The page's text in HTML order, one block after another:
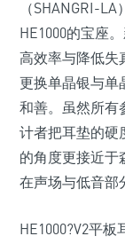
（SHANGRI-
HE1000的宝座
高效率与降低失
更换单晶银与单
和善。虽然所有
计者把耳垫的硬
的角度更接近于
在声场与低音部
HE1000?V2平